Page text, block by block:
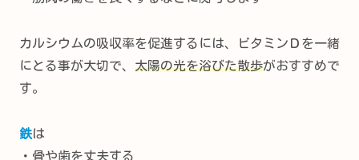
カルシウムの吸収率を促進するには、ビタミンＤを一緒
にとる事が大切で、 太陽の光を浴びた散歩がおすすめで
す。
鉄は
・骨や歯を丈夫する